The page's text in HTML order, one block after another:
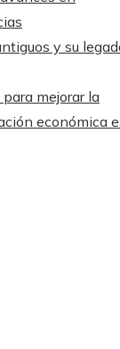
y su
mejorar la
económica